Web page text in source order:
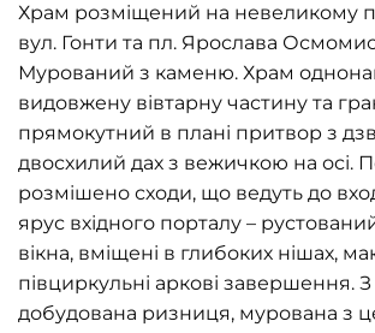
Храм розміщений на невеликому
вул. Гонти та пл. Ярослава
Мурований з каменю. Храм
видовжену вівтарну частину та
прямокутний в плані притвор з
двосхилий дах з вежичкою на осі.
розмішено сходи, що ведуть до
ярус вхідного порталу –
вікна, вміщені в глибоких нішах,
півциркульні аркові завершення. З
добудована ризниця, мурована з